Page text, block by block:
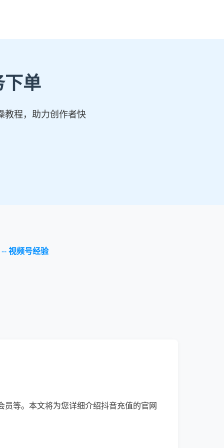
下单
教程，助力创作者快
-- 视频号经验
等。本文将为您详细介绍抖音充值的官网